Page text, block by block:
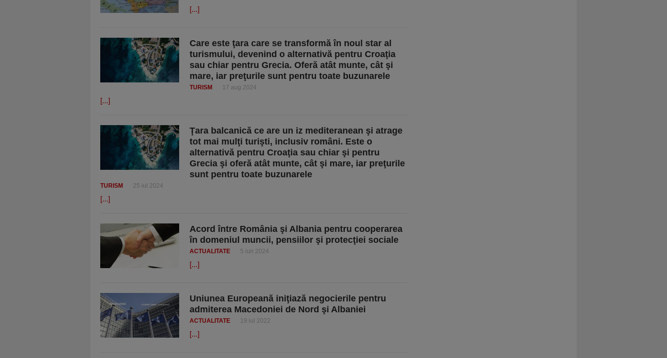
[...]
Care este ţara care se transformă în noul star al
turismului, devenind o alternativă pentru Croaţia
sau chiar pentru Grecia. Oferă atât munte, cât şi
mare, iar preţurile sunt pentru toate buzunarele
TURISM 17 aug 2024
[...]
Ţara balcanică ce are un iz mediteranean şi atrage
tot mai mulţi turişti, inclusiv români. Este o
alternativă pentru Croaţia sau chiar şi pentru
Grecia şi oferă atât munte, cât şi mare, iar preţurile
sunt pentru toate buzunarele
TURISM 25 iul 2024
[...]
Acord între România şi Albania pentru cooperarea
în domeniul muncii, pensiilor şi protecţiei sociale
ACTUALITATE 5 iun 2024
[...]
Uniunea Europeană iniţiază negocierile pentru
admiterea Macedoniei de Nord şi Albaniei
ACTUALITATE 19 iul 2022
[...]